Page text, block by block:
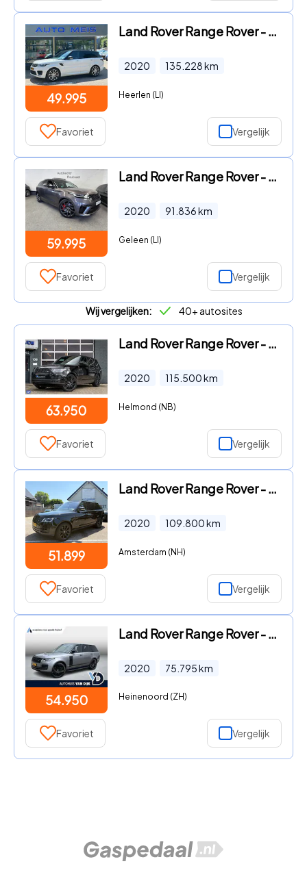
49.995
Land Rover Range Rover - 2.0 P400E AUTO. DYN. Automaat Camera Cruise Panorama Leer NA
2020 135.228km
Heerlen (LI)
Favoriet Vergelijk
59.995
Land Rover Range Rover - 5.0 V8 SV Autobiography Dynamic Panodak Massage Meridian Hea
2020 91.836km
Geleen (LI)
Favoriet Vergelijk
Wij vergelijken: 40+ autosites
63.950
Land Rover Range Rover - P400 Vogue 6 CILINDER !!! Pano, Leder, 22LM, soft close, Bla
2020 115.500km
Helmond (NB)
Favoriet Vergelijk
51.899
Land Rover Range Rover - P400 BLACKPACK/109800KM/PANO/ZEER COMPLEET
2020 109.800km
Amsterdam (NH)
Favoriet Vergelijk
54.950
Land Rover Range Rover - 2.0 P400e AWD Autobiography | NL Auto 2e eig. / Voll.Histori
2020 75.795km
Heinenoord (ZH)
Favoriet Vergelijk